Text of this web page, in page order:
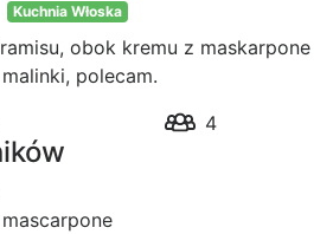
Kuchnia Włoska
obok kremu z maskarpone
polecam.
4